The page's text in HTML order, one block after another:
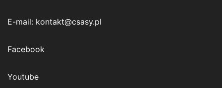
E-mail: kontakt@csasy.pl
Facebook
Youtube